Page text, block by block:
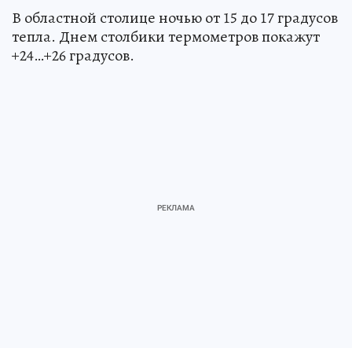
В областной столице ночью от 15 до 17 градусов
тепла. Днем столбики термометров покажут
+24…+26 градусов.